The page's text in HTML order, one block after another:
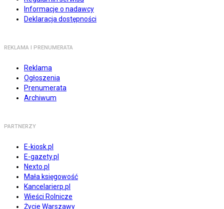
Informacje o nadawcy
Deklaracja dostępności
REKLAMA I PRENUMERATA
Reklama
Ogłoszenia
Prenumerata
Archiwum
PARTNERZY
E-kiosk.pl
E-gazety.pl
Nexto.pl
Mała księgowość
Kancelarierp.pl
Wieści Rolnicze
Życie Warszawy